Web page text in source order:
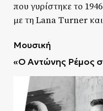
που γυρίστηκε το
με τη Lana Turner
Μουσική
«Ο Αντώνης Ρέμος